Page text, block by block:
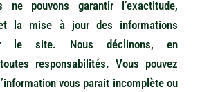
ne pouvons garantir l’exactitude,
et la mise à jour des informations
le site. Nous déclinons, en
responsabilités. Vous pouvez
vous parait incomplète ou